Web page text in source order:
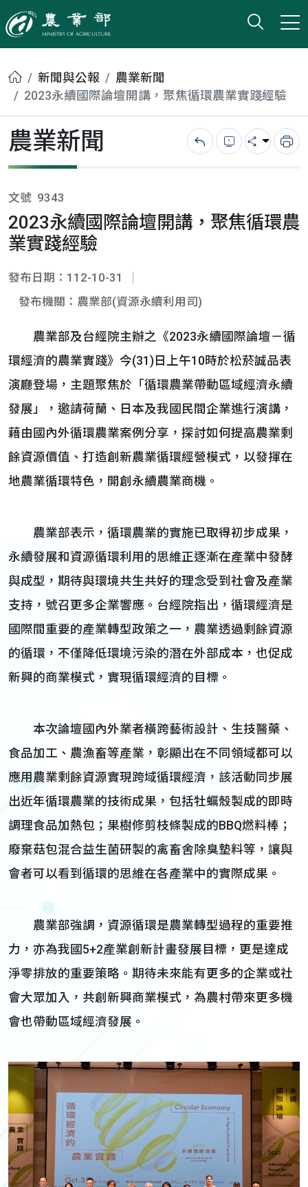
農業部
打開
小版
首頁新聞與公報
農業新聞
2023永續國際論壇開講，聚焦循環農業實踐經驗
農業新聞 回上一頁錯誤回報
分享 列
文號 9343
2023永續國際論壇開講，聚焦循環農
業實踐經驗
發布日期：112-10-31
發布機關：農業部(資源永續利用司)
農業部及台經院主辦之《2023永續國際論壇－循
環經濟的農業實踐》今(31)日上午10時於松菸誠品表
演廳登場，主題聚焦於「循環農業帶動區域經濟永續
發展」，邀請荷蘭、日本及我國民間企業進行演講，
藉由國內外循環農業案例分享，探討如何提高農業剩
餘資源價值、打造創新農業循環經營模式，以發揮在
地農業循環特色，開創永續農業商機。
農業部表示，循環農業的實施已取得初步成果，
永續發展和資源循環利用的思維正逐漸在產業中發酵
與成型，期待與環境共生共好的理念受到社會及產業
支持，號召更多企業響應。台經院指出，循環經濟是
國際間重要的產業轉型政策之一，農業透過剩餘資源
的循環，不僅降低環境污染的潛在外部成本，也促成
新興的商業模式，實現循環經濟的目標。
本次論壇國內外業者橫跨藝術設計、生技醫藥、
食品加工、農漁畜等產業，彰顯出在不同領域都可以
應用農業剩餘資源實現跨域循環經濟，該活動同步展
出近年循環農業的技術成果，包括牡蠣殼製成的即時
調理食品加熱包；果樹修剪枝條製成的BBQ燃料棒；
廢棄菇包混合益生菌研製的禽畜舍除臭墊料等，讓與
會者可以看到循環的思維在各產業中的實際成果。
農業部強調，資源循環是農業轉型過程的重要推
力，亦為我國5+2產業創新計畫發展目標，更是達成
淨零排放的重要策略。期待未來能有更多的企業或社
會大眾加入，共創新興商業模式，為農村帶來更多機
會也帶動區域經濟發展。